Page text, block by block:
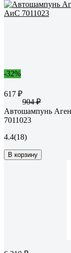
-32%
617 ₽
904 ₽
Автошампунь
7011023
4.4(18)
В корзину